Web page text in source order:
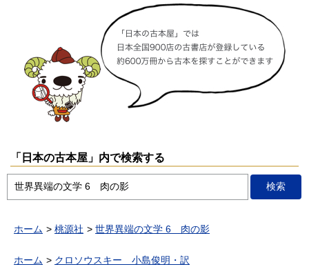
みがあります。天小口に汚れ・シミあります。●ページ内に書
き込み・線引きはありません。★ご注文確認後、基本的に即日
～2営業日以内に発送手続きいたします。定休日は水曜日で
「日本の古本屋」内で検索する
ホーム 桃源社 世界異端の文学 6 肉の影
ホーム クロソウスキー 小島俊明・訳